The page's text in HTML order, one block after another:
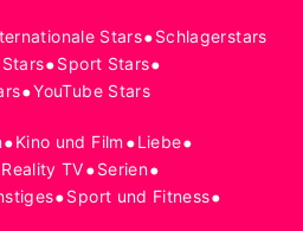
Stars•Schlagerstars
•Sport Stars•
•YouTube Stars
•Kino und Film •Liebe•
Reality TV•Serien•
•Sport und Fitness•